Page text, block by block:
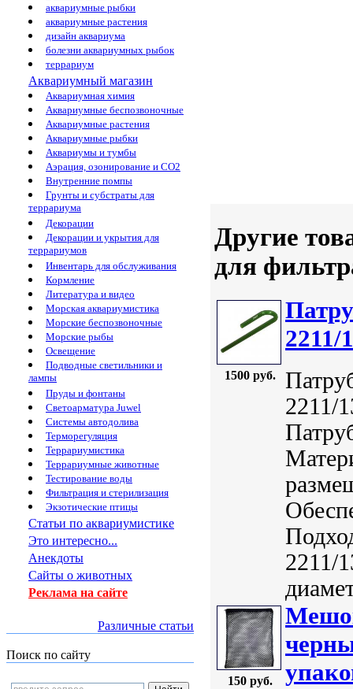
аквариумные рыбки
аквариумные растения
дизайн аквариума
болезни аквариумных рыбок
террариум
Аквариумный магазин
Аквариумная химия
Аквариумные беспозвоночные
Аквариумные растения
Аквариумные рыбки
Аквариумы и тумбы
Аэрация, озонирование и CO2
Внутренние помпы
Грунты и субстраты для
террариума
Декорации
Декорации и укрытия для
террариумов
Инвентарь для обслуживания
Кормление
Литература и видео
Морская аквариумистика
Морские беспозвоночные
Морские рыбы
Освещение
Подводные светильники и
лампы
Пруды и фонтаны
Светоарматура Juwel
Системы автодолива
Терморегуляция
Террариумистика
Террариумные животные
Тестирование воды
Фильтрация и стерилизация
Экзотические птицы
Статьи по аквариумистике
Это интересно...
Анекдоты
Сайты о животных
Реклама на сайте
Различные статьи
Поиск по сайту
Другие
для
1500 руб.
2211/
2211/
2211/
150 руб.